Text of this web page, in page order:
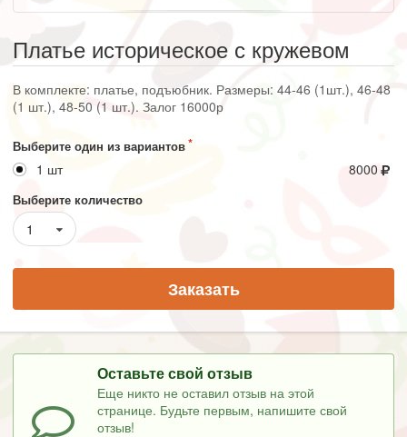
Платье историческое с кружевом
В комплекте: платье, подъюбник. Размеры: 44-46 (1шт.), 46-48
(1 шт.), 48-50 (1 шт.). Залог 16000р
Выберите один из вариантов
1 шт 8000
Выберите количество
1
Заказать
Оставьте свой отзыв
Еще никто не оставил отзыв на этой
странице. Будьте первым, напишите свой
отзыв!